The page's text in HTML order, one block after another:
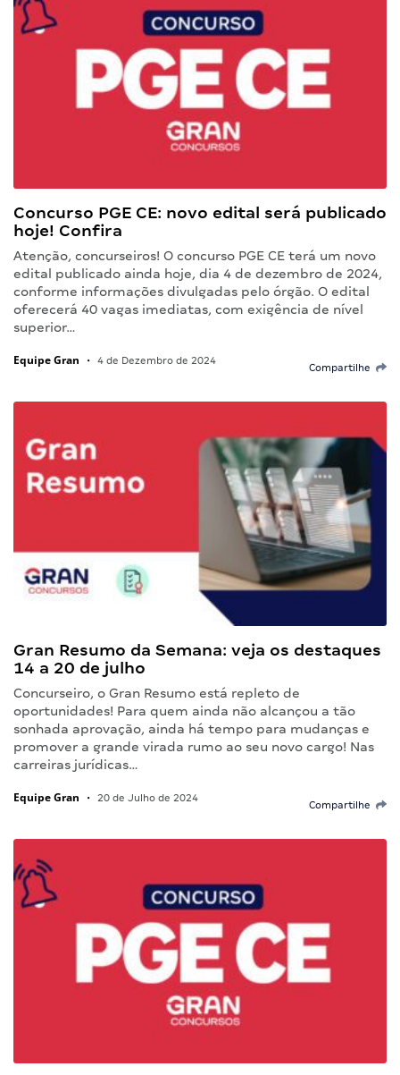
Concurso PGE CE: novo edital será publicado
hoje! Confira
Atenção, concurseiros! O concurso PGE CE terá um novo
edital publicado ainda hoje, dia 4 de dezembro de 2024,
conforme informações divulgadas pelo órgão. O edital
oferecerá 40 vagas imediatas, com exigência de nível
superior…
Equipe Gran • 4 de Dezembro de 2024
Compartilhe
Gran Resumo da Semana: veja os destaques
14 a 20 de julho
Concurseiro, o Gran Resumo está repleto de
oportunidades! Para quem ainda não alcançou a tão
sonhada aprovação, ainda há tempo para mudanças e
promover a grande virada rumo ao seu novo cargo! Nas
carreiras jurídicas…
Equipe Gran • 20 de Julho de 2024
Compartilhe